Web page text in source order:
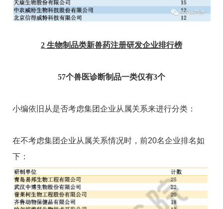
2 生物制品类新兽药注册研发企业排行榜
57个兽医诊断制品一类仅有3个
小编依旧从是否考虑集团企业从属关系来进行分类：
在不考虑集团企业从属关系情况时，前20名企业排名如
下：